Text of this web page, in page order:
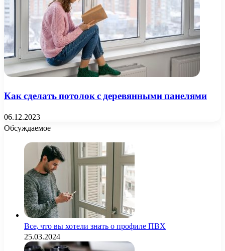
Как сделать потолок с деревянными панелями
06.12.2023
Обсуждаемое
Все, что вы хотели знать о профиле ПВХ
25.03.2024